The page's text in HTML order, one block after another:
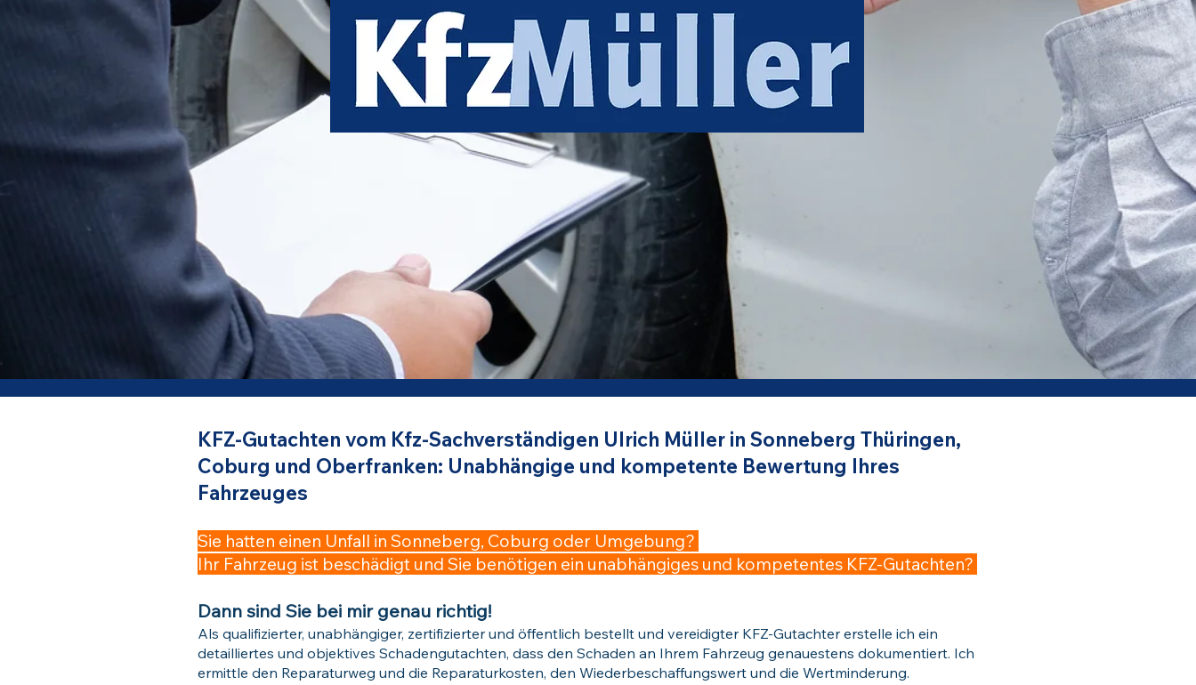
Kfz-Gutachten Sonneberg Ulrich Müller
qualifizierter und unabhängiger Sachverständiger
Jetzt anrufen
KFZ-Gutachten vom Kfz-Sachverständigen Ulrich Müller in Sonneberg Thüringen,
Coburg und Oberfranken: Unabhängige und kompetente Bewertung Ihres
Fahrzeuges
Sie hatten einen Unfall in Sonneberg, Coburg oder Umgebung?
Ihr Fahrzeug ist beschädigt und Sie benötigen ein unabhängiges und kompetentes KFZ-Gutachten?
Dann sind Sie bei mir genau richtig!
Als qualifizierter, unabhängiger, zertifizierter und öffentlich bestellt und vereidigter KFZ-Gutachter erstelle ich ein
detailliertes und objektives Schadengutachten, dass den Schaden an Ihrem Fahrzeug genauestens dokumentiert. Ich
ermittle den Reparaturweg und die Reparaturkosten, den Wiederbeschaffungswert und die Wertminderung.